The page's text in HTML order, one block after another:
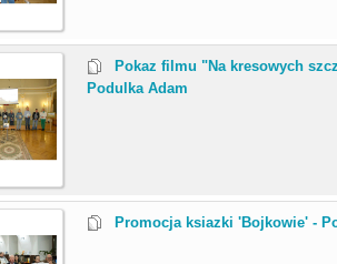
Pokaz filmu "Na kresowych
Podulka Adam
Promocja ksiazki 'Bojkowie' -